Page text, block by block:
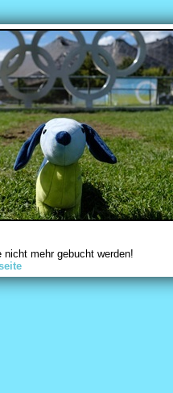
nicht mehr gebucht werden!